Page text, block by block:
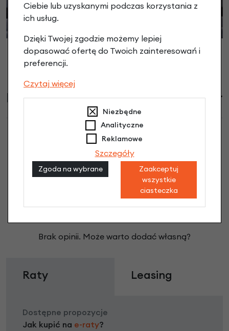
Informacje handlowe
Przedni fotelik rowerowy Bobike Evolve
Mini Urban Black opinie
Dodaj opinię
Brak opinii. Może warto dodać własną?
Raty Leasing
Dostępne propozycje
Jak kupić na e-raty?
Ciebie lub uzyskanymi podczas korzystania z
ich usług.
Dzięki Twojej zgodzie możemy lepiej
dopasować ofertę do Twoich zainteresowań i
preferencji.
Czytaj więcej
Niezbędne
Analityczne
Reklamowe
Szczegóły
Zgoda na wybrane
Zaakceptuj
wszystkie
ciasteczka